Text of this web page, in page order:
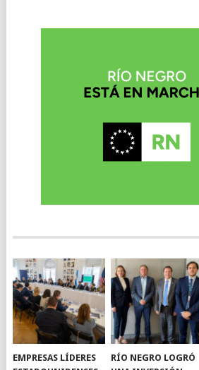
EMPRESAS LÍDERES
RÍO NEGRO LOGRÓ